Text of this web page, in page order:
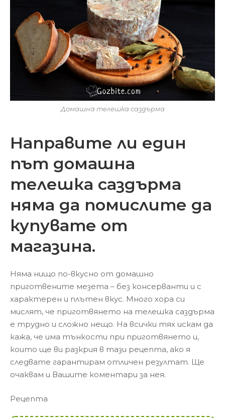
Домашна телешка саздърма
Направите ли един
път домашна
телешка саздърма
няма да помислите да
купувате от
магазина.
Няма нищо по-вкусно от домашно
приготвените мезета – без консерванти и с
характерен и плътен вкус. Много хора си
мислят, че приготвянето на телешка саздърма
е трудно и сложно нещо. На всички тях искам да
кажа, че има тънкости при приготвянето и,
които ще ви разкрия в тази рецепта, ако я
следвате гарантирам отличен резултат. Ще
очаквам и Вашите коментари за нея.
Рецепта